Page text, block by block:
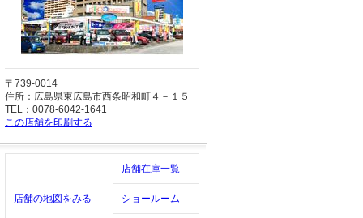
〒739-0014
住所：広島県東広島市西条昭和町４－１５
TEL：0078-6042-1641
この店舗を印刷する
店舗の地図をみる
店舗在庫一覧
ショールーム